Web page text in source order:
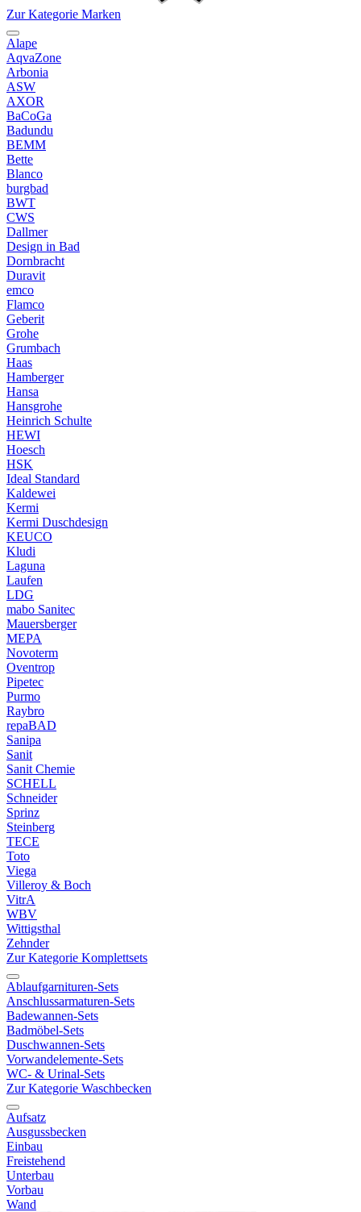
Zur Kategorie Marken
Alape
AqvaZone
Arbonia
ASW
AXOR
BaCoGa
Badundu
BEMM
Bette
Blanco
burgbad
BWT
CWS
Dallmer
Design in Bad
Dornbracht
Duravit
emco
Flamco
Geberit
Grohe
Grumbach
Haas
Hamberger
Hansa
Hansgrohe
Heinrich Schulte
HEWI
Hoesch
HSK
Ideal Standard
Kaldewei
Kermi
Kermi Duschdesign
KEUCO
Kludi
Laguna
Laufen
LDG
mabo Sanitec
Mauersberger
MEPA
Novoterm
Oventrop
Pipetec
Purmo
Raybro
repaBAD
Sanipa
Sanit
Sanit Chemie
SCHELL
Schneider
Sprinz
Steinberg
TECE
Toto
Viega
Villeroy & Boch
VitrA
WBV
Wittigsthal
Zehnder
Zur Kategorie Komplettsets
Ablaufgarnituren-Sets
Anschlussarmaturen-Sets
Badewannen-Sets
Badmöbel-Sets
Duschwannen-Sets
Vorwandelemente-Sets
WC- & Urinal-Sets
Zur Kategorie Waschbecken
Aufsatz
Ausgussbecken
Einbau
Freistehend
Unterbau
Vorbau
Wand